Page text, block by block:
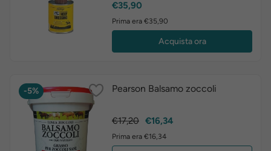
Prezzo
€35,90
Prima era €35,90
Acquista ora
-5% Pearson Balsamo zoccoli
Prezzo
€17,20 Prezzo
€16,34
Prima era €16,34